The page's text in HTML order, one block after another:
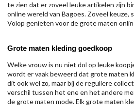
te zien dat er zoveel leuke artikelen zijn
online wereld van Bagoes. Zoveel keuze,
Volop genieten voor de grote maten
Grote maten kleding goedkoop
Welke vrouw is nu niet dol op leuke
wordt er vaak beweerd dat grote maten
dit ook wel zo, maar bij de reguliere
verschil tussen het ene en het andere
de grote maten mode. Elk grote maten